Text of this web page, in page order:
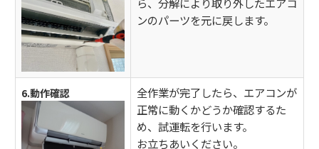
ンのパーツを元に戻します。
6.動作確認
全作業が完了したら、エアコンが
正常に動くかどうか確認するた
め、試運転を行います。
お立ちあいください。